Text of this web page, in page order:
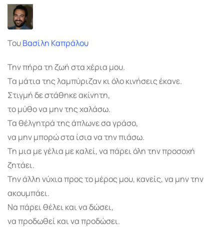
ΤουΒασίλη Καπράλου
Την πήρα τη ζωή στα χέρια μου.
Τα μάτια της λαμπύριζαν κι όλο κινήσεις έκανε.
Στιγμή δε στάθηκε ακίνητη,
το μύθο να μην της χαλάσω.
Τα θέλγητρά της άπλωνε σα γράσο,
να μην μπορώ στα ίσια να την πιάσω.
Τη μια με γέλια με καλεί, να πάρει όλη την προσοχή
ζητάει.
Την άλλη νύχια προς το μέρος μου, κανείς, να μην την
ακουμπάει.
Να πάρει θέλει και να δώσει,
να προδωθεί και να προδώσει.